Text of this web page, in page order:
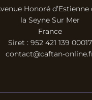
Honoré d’Estienne
la Seyne Sur Mer
France
Siret : 952 421 139 00017
contact@caftan-